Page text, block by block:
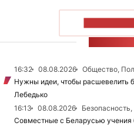
16:32 08.08.2026
Общество,
Нужны идеи, чтобы расшевелить
Лебедько
16:13
08.08.2026
Безопасность,
Совместные с Беларусью учения